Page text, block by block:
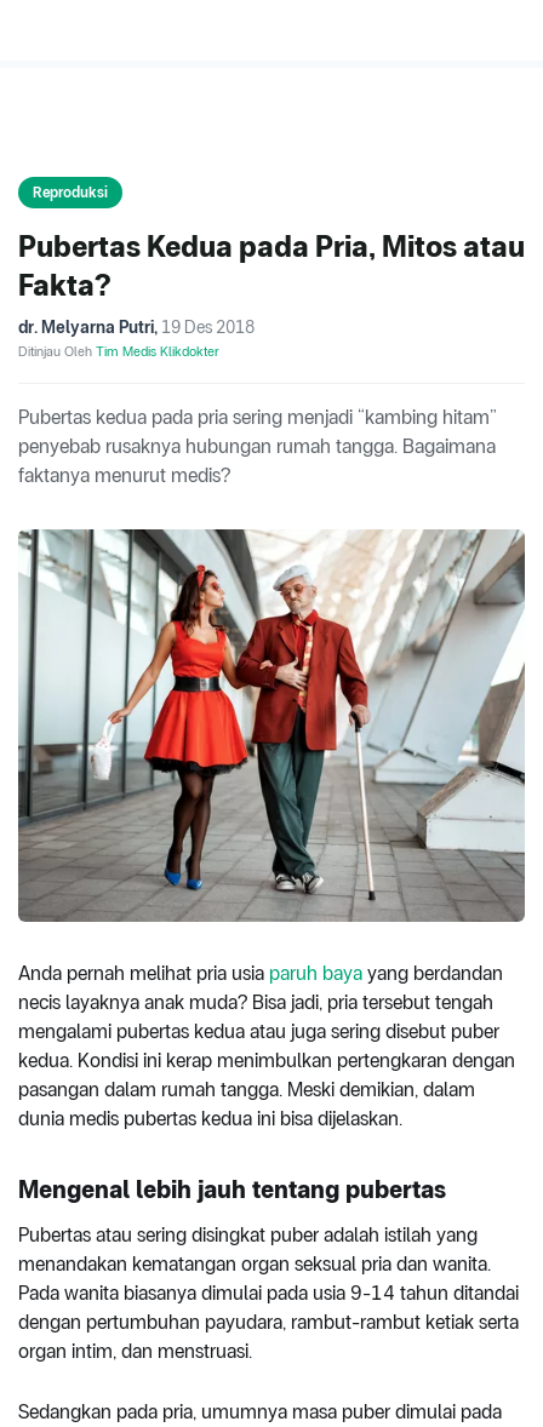
Reproduksi
Pubertas Kedua pada Pria, Mitos atau
Fakta?
dr. Melyarna Putri, 19 Des 2018
Ditinjau Oleh Tim Medis Klikdokter
Pubertas kedua pada pria sering menjadi “kambing hitam”
penyebab rusaknya hubungan rumah tangga. Bagaimana
faktanya menurut medis?
Anda pernah melihat pria usia paruh baya yang berdandan
necis layaknya anak muda? Bisa jadi, pria tersebut tengah
mengalami pubertas kedua atau juga sering disebut puber
kedua. Kondisi ini kerap menimbulkan pertengkaran dengan
pasangan dalam rumah tangga. Meski demikian, dalam
dunia medis pubertas kedua ini bisa dijelaskan.
Mengenal lebih jauh tentang pubertas
Pubertas atau sering disingkat puber adalah istilah yang
menandakan kematangan organ seksual pria dan wanita.
Pada wanita biasanya dimulai pada usia 9-14 tahun ditandai
dengan pertumbuhan payudara, rambut-rambut ketiak serta
organ intim, dan menstruasi.
Sedangkan pada pria, umumnya masa puber dimulai pada